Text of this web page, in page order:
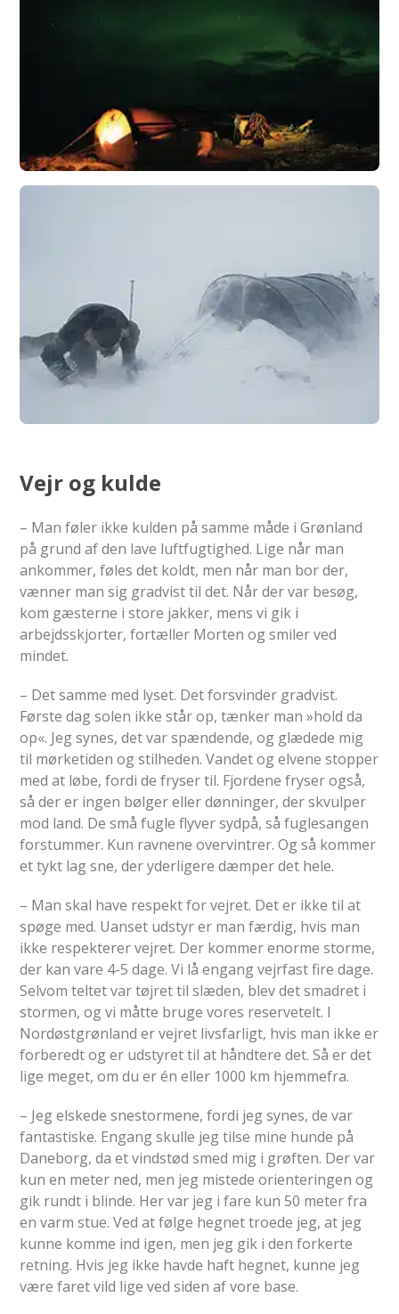
Vejr og kulde
– Man føler ikke kulden på samme måde i Grønland
på grund af den lave luftfugtighed. Lige når man
ankommer, føles det koldt, men når man bor der,
vænner man sig gradvist til det. Når der var besøg,
kom gæsterne i store jakker, mens vi gik i
arbejdsskjorter, fortæller Morten og smiler ved
mindet.
– Det samme med lyset. Det forsvinder gradvist.
Første dag solen ikke står op, tænker man »hold da
op«. Jeg synes, det var spændende, og glædede mig
til mørketiden og stilheden. Vandet og elvene stopper
med at løbe, fordi de fryser til. Fjordene fryser også,
så der er ingen bølger eller dønninger, der skvulper
mod land. De små fugle flyver sydpå, så fuglesangen
forstummer. Kun ravnene overvintrer. Og så kommer
et tykt lag sne, der yderligere dæmper det hele.
– Man skal have respekt for vejret. Det er ikke til at
spøge med. Uanset udstyr er man færdig, hvis man
ikke respekterer vejret. Der kommer enorme storme,
der kan vare 4-5 dage. Vi lå engang vejrfast fire dage.
Selvom teltet var tøjret til slæden, blev det smadret i
stormen, og vi måtte bruge vores reservetelt. I
Nordøstgrønland er vejret livsfarligt, hvis man ikke er
forberedt og er udstyret til at håndtere det. Så er det
lige meget, om du er én eller 1000 km hjemmefra.
– Jeg elskede snestormene, fordi jeg synes, de var
fantastiske. Engang skulle jeg tilse mine hunde på
Daneborg, da et vindstød smed mig i grøften. Der var
kun en meter ned, men jeg mistede orienteringen og
gik rundt i blinde. Her var jeg i fare kun 50 meter fra
en varm stue. Ved at følge hegnet troede jeg, at jeg
kunne komme ind igen, men jeg gik i den forkerte
retning. Hvis jeg ikke havde haft hegnet, kunne jeg
være faret vild lige ved siden af vore base.